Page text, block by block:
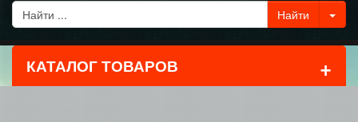
КАТАЛОГ ТОВАРОВ +